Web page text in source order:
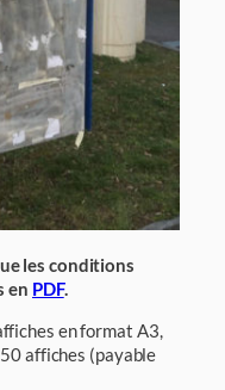
les conditions
en PDF.
en format A3,
affiches (payable